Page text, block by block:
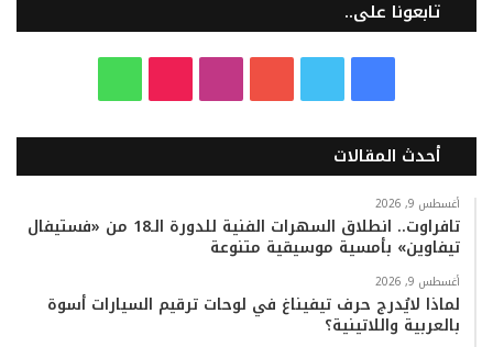
تابعونا على..
س
و
ك
ي
ر
ت
ي
و
ب
س
ت
ر
k
T
k
ت
ب
أحدث المقالات
أغسطس 9, 2026
تافراوت.. انطلاق السهرات الفنية للدورة الـ18 من «فستيفال
تيفاوين» بأمسية موسيقية متنوعة
أغسطس 9, 2026
لماذا لايُدرج حرف تيفيناغ في لوحات ترقيم السيارات أسوة
بالعربية واللاتينية؟